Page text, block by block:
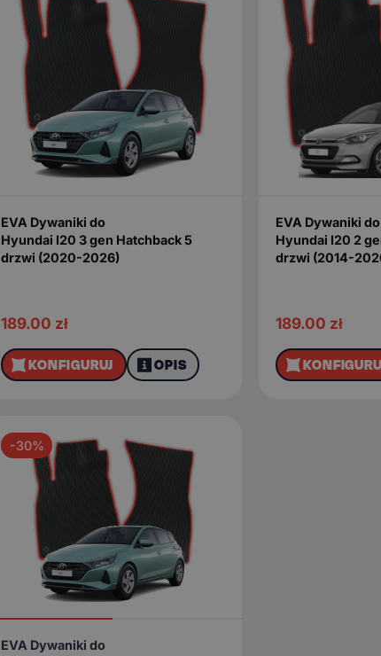
EVA Dywaniki do
Hyundai I20 3 gen Hatchback 5
drzwi (2020-2026)
189.00 zł
KONFIGURUJ OPIS
EVA Dywaniki do
Hyundai I20 2
drzwi (2014-
189.00 zł
-30%
EVA Dywaniki do